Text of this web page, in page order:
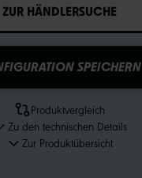
ZUR HÄNDLERSUCHE
SPEICHERN
Produktvergleich
Zu den technischen Details
Zur Produktübersicht